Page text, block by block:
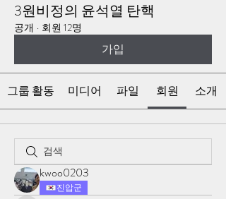
3원비정의 윤석열 탄핵
공개 · 회원 12명
가입
그룹 활동 미디어 파일 회원 소개
kwoo0203
진압군